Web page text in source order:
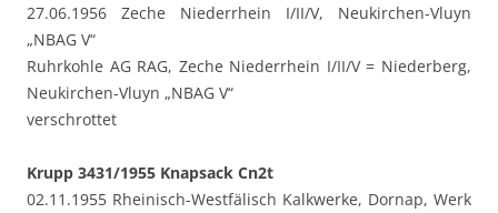
27.06.1956 Zeche Niederrhein I/II/V, Neukirchen-Vluyn
„NBAG V“
Ruhrkohle AG RAG, Zeche Niederrhein I/II/V = Niederberg,
Neukirchen-Vluyn „NBAG V“
verschrottet
Krupp 3431/1955 Knapsack Cn2t
02.11.1955 Rheinisch-Westfälisch Kalkwerke, Dornap, Werk